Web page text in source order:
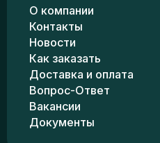
О компании
Контакты
Новости
Как заказать
Доставка и оплата
Вопрос-Ответ
Вакансии
Документы